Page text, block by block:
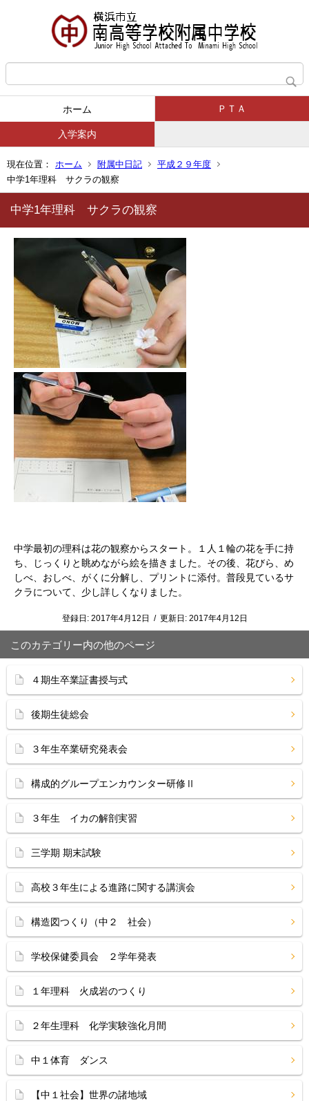
ホーム ＰＴＡ
入学案内
現在位置： ホーム 附属中日記
平成２９年度
中学1年理科 サクラの観察
中学1年理科 サクラの観察
中学最初の理科は花の観察からスタート。１人１輪の花を手に持
ち、じっくりと眺めながら絵を描きました。その後、花びら、め
しべ、おしべ、がくに分解し、プリントに添付。普段見ているサ
クラについて、少し詳しくなりました。
登録日: 2017年4月12日 / 更新日: 2017年4月12日
このカテゴリー内の他のページ
４期生卒業証書授与式
後期生徒総会
３年生卒業研究発表会
構成的グループエンカウンター研修Ⅱ
３年生 イカの解剖実習
三学期 期末試験
高校３年生による進路に関する講演会
構造図つくり（中２ 社会）
学校保健委員会 ２学年発表
１年理科 火成岩のつくり
２年生理科 化学実験強化月間
中１体育 ダンス
【中１社会】世界の諸地域